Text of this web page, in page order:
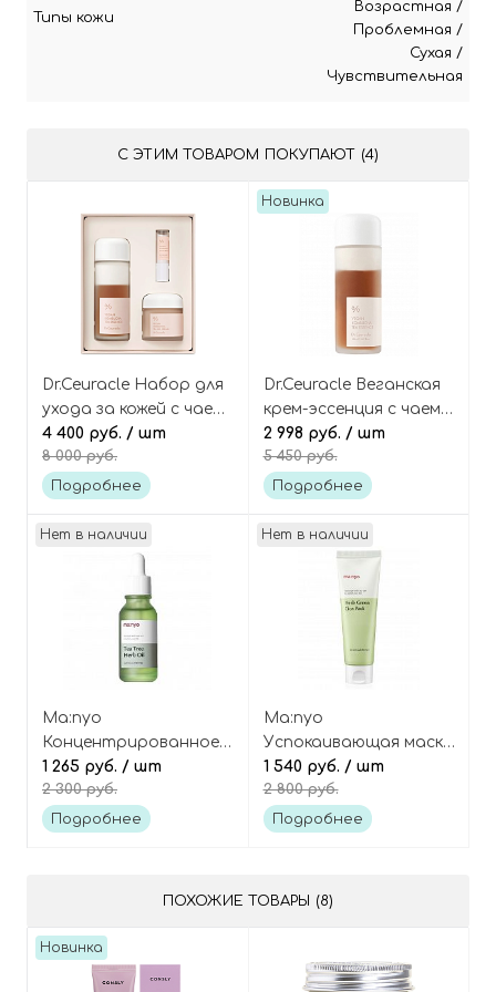
Типы кожи
Возрастная /
Проблемная /
Сухая /
Чувствительная
С ЭТИМ ТОВАРОМ ПОКУПАЮТ (4)
Dr.Ceuracle Набор для
ухода за кожей с чаем
комбуча 3 средства
Vegan kombucha tea
special set
4 400 руб. / шт
8 000 руб.
Подробнее
Новинка
Dr.Ceuracle Веганская
крем-эссенция с чаем
комбуча, Vegan
kombucha tea essence
2 998 руб. / шт
5 450 руб.
Подробнее
Нет в наличии
Ma:nyo
Концентрированное
масло для лица с
травами и чайным
деревом, Tea tree herb
1 265 руб. / шт
2 300 руб.
Подробнее
Нет в наличии
Ma:nyo
Успокаивающая маска
для лица c
экстрактами трав,
Herb green cica pack
1 540 руб. / шт
2 800 руб.
Подробнее
ПОХОЖИЕ ТОВАРЫ (8)
Новинка